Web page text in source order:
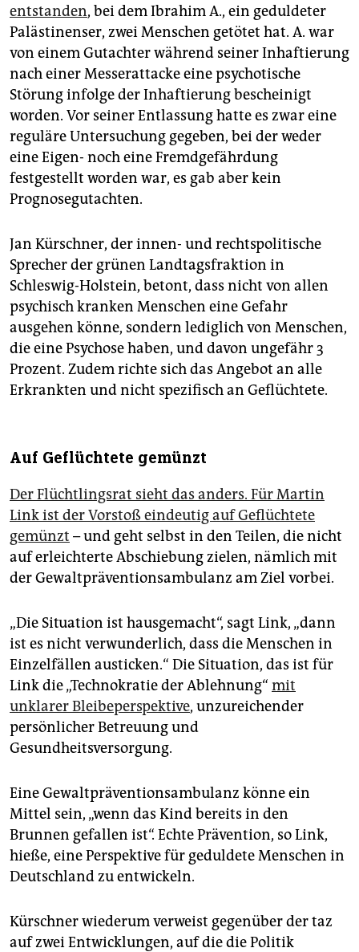
entstanden, bei dem Ibrahim A., ein geduldeter
Palästinenser, zwei Menschen getötet hat. A. war
von einem Gutachter während seiner Inhaftierung
nach einer Messerattacke eine psychotische
Störung infolge der Inhaftierung bescheinigt
worden. Vor seiner Entlassung hatte es zwar eine
reguläre Untersuchung gegeben, bei der weder
eine Eigen- noch eine Fremdgefährdung
festgestellt worden war, es gab aber kein
Prognosegutachten.
Jan Kürschner, der innen- und rechtspolitische
Sprecher der grünen Landtagsfraktion in
Schleswig-Holstein, betont, dass nicht von allen
psychisch kranken Menschen eine Gefahr
ausgehen könne, sondern lediglich von Menschen,
die eine Psychose haben, und davon ungefähr 3
Prozent. Zudem richte sich das Angebot an alle
Erkrankten und nicht spezifisch an Geflüchtete.
Auf Geflüchtete gemünzt
Der Flüchtlingsrat sieht das anders. Für Martin
Link ist der Vorstoß eindeutig auf Geflüchtete
gemünzt – und geht selbst in den Teilen, die nicht
auf erleichterte Abschiebung zielen, nämlich mit
der Gewaltpräventions­ambulanz am Ziel vorbei.
„Die Situation ist hausgemacht“, sagt Link, „dann
ist es nicht verwunderlich, dass die Menschen in
Einzelfällen austicken.“ Die Situation, das ist für
Link die „Technokratie der Ablehnung“ mit
unklarer Bleibeperspektive, unzureichender
persönlicher Betreuung und
Gesundheitsversorgung.
Eine Gewaltpräventionsambulanz könne ein
Mittel sein, „wenn das Kind bereits in den
Brunnen gefallen ist“. Echte Prävention, so Link,
hieße, eine Perspektive für geduldete Menschen in
Deutschland zu entwickeln.
Kürschner wiederum verweist gegenüber der taz
auf zwei Entwicklungen, auf die die Politik